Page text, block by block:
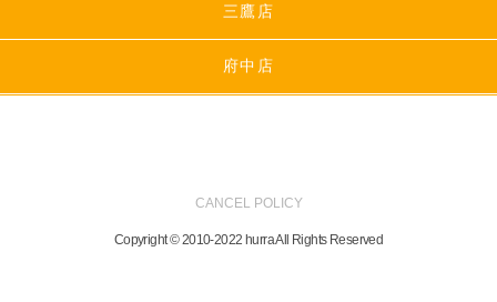
三鷹店
府中店
CANCEL POLICY
Copyright © 2010-2022 hurra All Rights Reserved